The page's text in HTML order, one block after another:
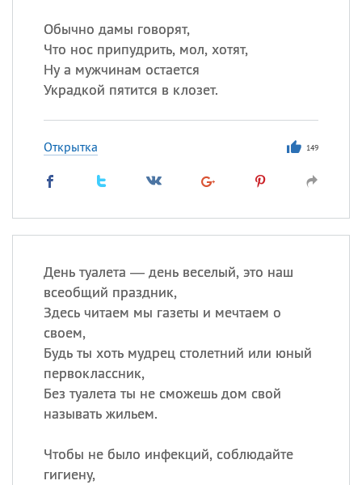
Обычно дамы говорят,
Что нос припудрить, мол, хотят,
Ну а мужчинам остается
Украдкой пятится в клозет.
Открытка 149
День туалета — день веселый, это наш
всеобщий праздник,
Здесь читаем мы газеты и мечтаем о
своем,
Будь ты хоть мудрец столетний или юный
первоклассник,
Без туалета ты не сможешь дом свой
называть жильем.
Чтобы не было инфекций, соблюдайте
гигиену,